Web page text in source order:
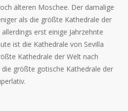
älteren Moschee. Der damalige
als die größte Kathedrale der
erst einige Jahrzehnte
ist die Kathedrale von Sevilla
Kathedrale der Welt nach
größte gotische Kathedrale der